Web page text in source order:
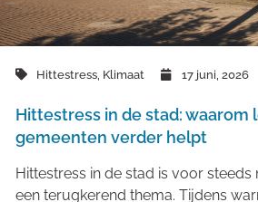
Hittestress Klimaat 17 juni, 2026
Hittestress in de stad: waarom
gemeenten verder helpt
Hittestress in de stad is voor
een terugkerend thema. Tijdens